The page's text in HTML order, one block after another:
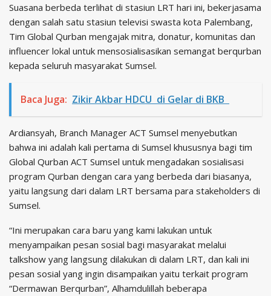
Suasana berbeda terlihat di stasiun LRT hari ini, bekerjasama
dengan salah satu stasiun televisi swasta kota Palembang,
Tim Global Qurban mengajak mitra, donatur, komunitas dan
influencer lokal untuk mensosialisasikan semangat berqurban
kepada seluruh masyarakat Sumsel.
Baca Juga: Zikir Akbar HDCU di Gelar di BKB
Ardiansyah, Branch Manager ACT Sumsel menyebutkan
bahwa ini adalah kali pertama di Sumsel khususnya bagi tim
Global Qurban ACT Sumsel untuk mengadakan sosialisasi
program Qurban dengan cara yang berbeda dari biasanya,
yaitu langsung dari dalam LRT bersama para stakeholders di
Sumsel.
“Ini merupakan cara baru yang kami lakukan untuk
menyampaikan pesan sosial bagi masyarakat melalui
talkshow yang langsung dilakukan di dalam LRT, dan kali ini
pesan sosial yang ingin disampaikan yaitu terkait program
“Dermawan Berqurban”, Alhamdulillah beberapa